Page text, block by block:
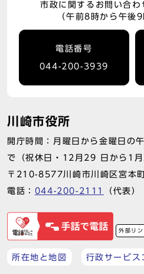
市政に関するお問い合わ
（午前8時から午後
電話番号
044-200-3939
川崎市役所
開庁時間：月曜日から金曜日の
で（祝休日・12月29 日から1月
〒210-8577川崎市川崎区宮本
電話： 044-200-2111 （代表）
外部リン
所在地と地図 行政サービス